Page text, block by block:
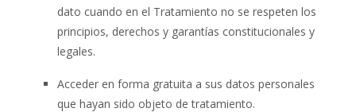
dato cuando en el Tratamiento no se respeten los
principios, derechos y garantías constitucionales y
legales.
Acceder en forma gratuita a sus datos personales
que hayan sido objeto de tratamiento.